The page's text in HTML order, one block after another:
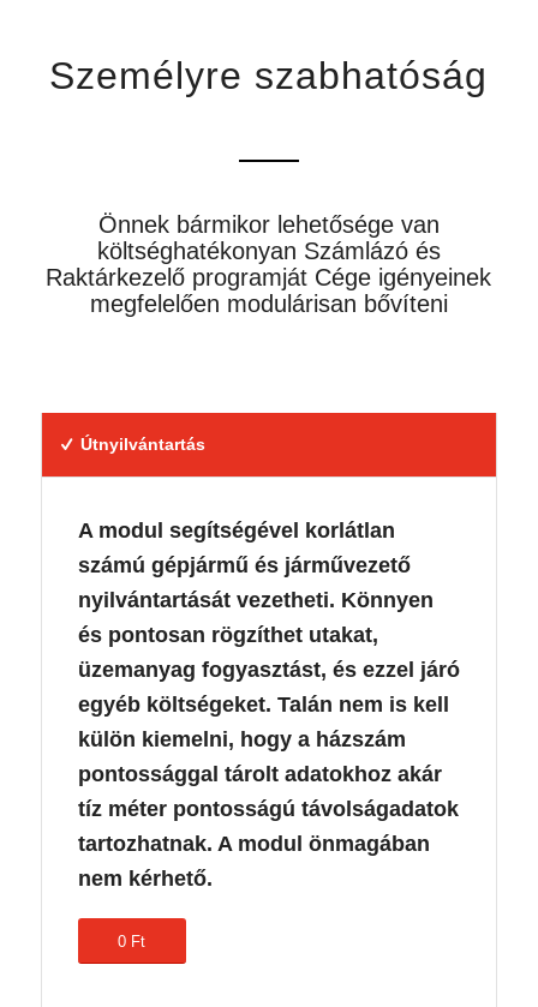
Személyre szabhatóság
Önnek bármikor lehetősége van
költséghatékonyan Számlázó és
Raktárkezelő programját Cége igényeinek
megfelelően modulárisan bővíteni
Útnyilvántartás
A modul segítségével korlátlan
számú gépjármű és járművezető
nyilvántartását vezetheti. Könnyen
és pontosan rögzíthet utakat,
üzemanyag fogyasztást, és ezzel járó
egyéb költségeket. Talán nem is kell
külön kiemelni, hogy a házszám
pontossággal tárolt adatokhoz akár
tíz méter pontosságú távolságadatok
tartozhatnak. A modul önmagában
nem kérhető.
0 Ft